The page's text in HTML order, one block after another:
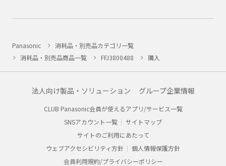
Panasonic
消耗品・別売品カテゴリ一覧
消耗品・別売品商品一覧
FFJ3800488 購入
法人向け製品・ソリューション グループ企業情報
CLUB Panasonic会員が使えるアプリ/サービス一覧
SNSアカウント一覧
サイトマップ
サイトのご利用にあたって
ウェブアクセシビリティ方針
個人情報保護方針
会員利用規約/プライバシーポリシー